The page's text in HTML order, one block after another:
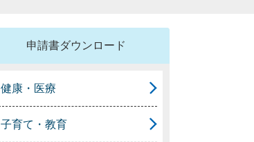
申請書ダウンロード
健康・医療
子育て・教育